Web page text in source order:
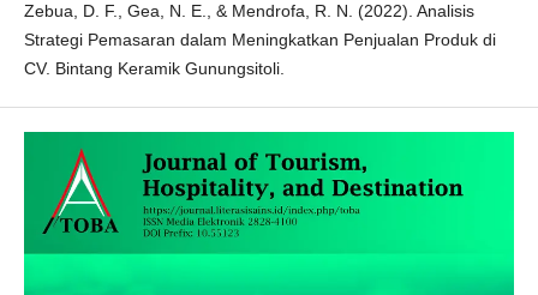
Zebua, D. F., Gea, N. E., & Mendrofa, R. N. (2022). Analisis
Strategi Pemasaran dalam Meningkatkan Penjualan Produk di
CV. Bintang Keramik Gunungsitoli.